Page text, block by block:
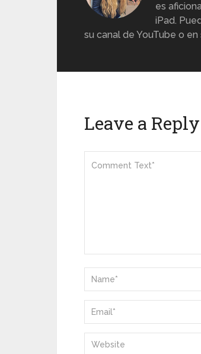
es
iPad.
su canal de YouTube o
Leave a Reply